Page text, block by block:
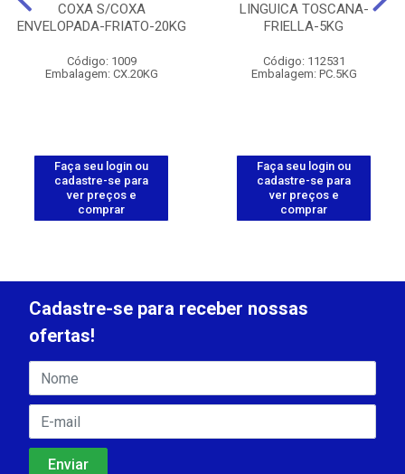
COXA S/COXA
ENVELOPADA-FRIATO-20KG
Código: 1009
Embalagem: CX.20KG
Faça seu login ou
cadastre-se para
ver preços e
comprar
LINGUICA TOSCANA-
FRIELLA-5KG
Código: 112531
Embalagem: PC.5KG
Faça seu login ou
cadastre-se para
ver preços e
comprar
Cadastre-se para receber nossas
ofertas!